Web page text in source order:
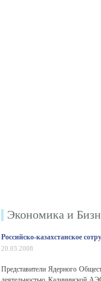
Экономика и
Российско-казахстанское
20.03.2008
Представители Ядерного